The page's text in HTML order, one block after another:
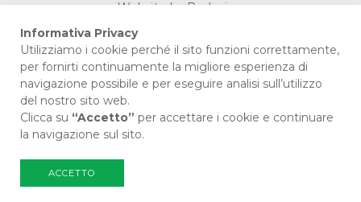
Website byRedesign
SEGUICI SU
Informativa Privacy
Utilizziamo i cookie perché il sito funzioni correttamente,
per fornirti continuamente la migliore esperienza di
navigazione possibile e per eseguire analisi sull’utilizzo
del nostro sito web.
Clicca su “Accetto” per accettare i cookie e continuare
la navigazione sul sito.
ACCETTO